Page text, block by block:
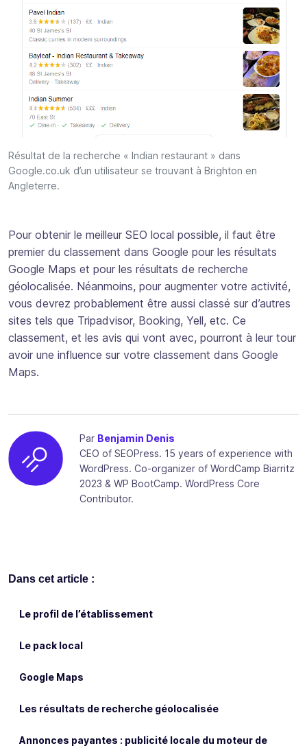
Résultat de la recherche « Indian restaurant » dans
Google.co.uk d’un utilisateur se trouvant à Brighton en
Angleterre.
Pour obtenir le meilleur SEO local possible, il faut être
premier du classement dans Google pour les résultats
Google Maps et pour les résultats de recherche
géolocalisée. Néanmoins, pour augmenter votre activité,
vous devrez probablement être aussi classé sur d’autres
sites tels que Tripadvisor, Booking, Yell, etc. Ce
classement, et les avis qui vont avec, pourront à leur tour
avoir une influence sur votre classement dans Google
Maps.
Par Benjamin Denis
CEO of SEOPress. 15 years of experience with
WordPress. Co-organizer of WordCamp Biarritz
2023 & WP BootCamp. WordPress Core
Contributor.
Dans cet article :
Le profil de l’établissement
Le pack local
Google Maps
Les résultats de recherche géolocalisée
Annonces payantes : publicité locale du moteur de